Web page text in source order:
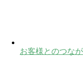
お客様とのつなが